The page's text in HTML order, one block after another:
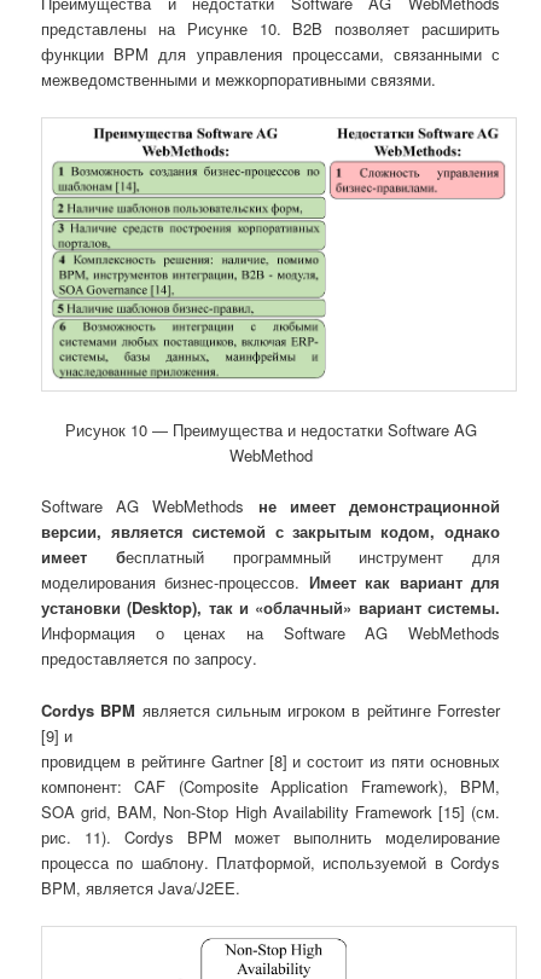
представлены на Рисунке 10. B2B позволяет расширить
функции BPM для управления процессами, связанными с
межведомственными и межкорпоративными связями.
Рисунок 10 ― Преимущества и недостатки Software AG
WebMethod
Software AG WebMethods
не имеет демонстрационной
версии, является системой с закрытым кодом, однако
имеет бесплатный программный инструмент для
моделирования бизнес-процессов. Имеет как вариант для
установки (Desktop), так и «облачный» вариант системы.
Информация о ценах на Software AG WebMethods
предоставляется по запросу.
Cordys BPM является сильным игроком в рейтинге Forrester
[9] и
провидцем в рейтинге Gartner [8] и состоит из пяти основных
компонент: CAF (Composite Application Framework), BPM,
SOA grid, BAM, Non-Stop High Availability Framework [15] (см.
рис. 11). Cordys BPM может выполнить моделирование
процесса по шаблону. Платформой, используемой в Cordys
BPM, является Java/J2EE.